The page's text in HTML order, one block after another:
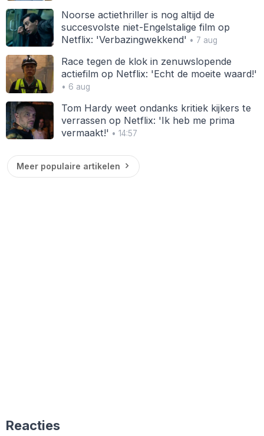
Noorse actiethriller is nog altijd de
succesvolste niet-Engelstalige film op
Netflix: 'Verbazingwekkend' • 7 aug
Race tegen de klok in zenuwslopende
actiefilm op Netflix: 'Echt de moeite waard!'
• 6 aug
Tom Hardy weet ondanks kritiek kijkers te
verrassen op Netflix: 'Ik heb me prima
vermaakt!' • 14:57
Meer populaire artikelen
Reacties